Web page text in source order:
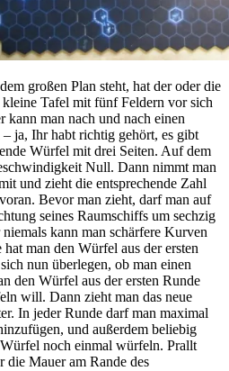
großen Plan steht, hat der oder die
kleine Tafel mit fünf Feldern vor sich
kann man nach und nach einen
ja, Ihr habt richtig gehört, es gibt
Würfel mit drei Seiten. Auf dem
Null. Dann nimmt man
und zieht die entsprechende Zahl
Bevor man zieht, darf man auf
seines Raumschiffs um sechzig
kann man schärfere Kurven
man den Würfel aus der ersten
nun überlegen, ob man einen
den Würfel aus der ersten Runde
will. Dann zieht man das neue
In jeder Runde darf man maximal
und außerdem beliebig
noch einmal würfeln. Prallt
die Mauer am Rande des